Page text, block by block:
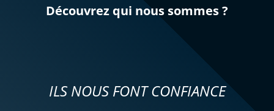
Découvrez qui nous sommes ?
ILS NOUS FONT CONFIANCE